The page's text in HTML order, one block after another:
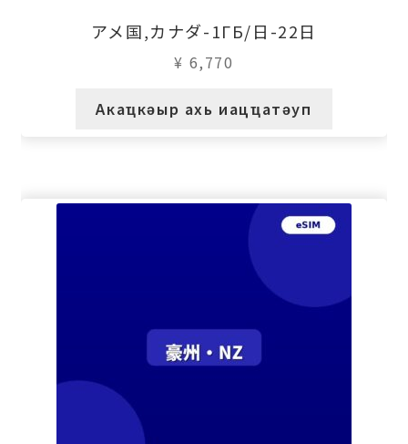
アメ国,カナダ-1ГБ/日-22日
¥ 6,770
Акаҵкәыр ахь иацҵатәуп